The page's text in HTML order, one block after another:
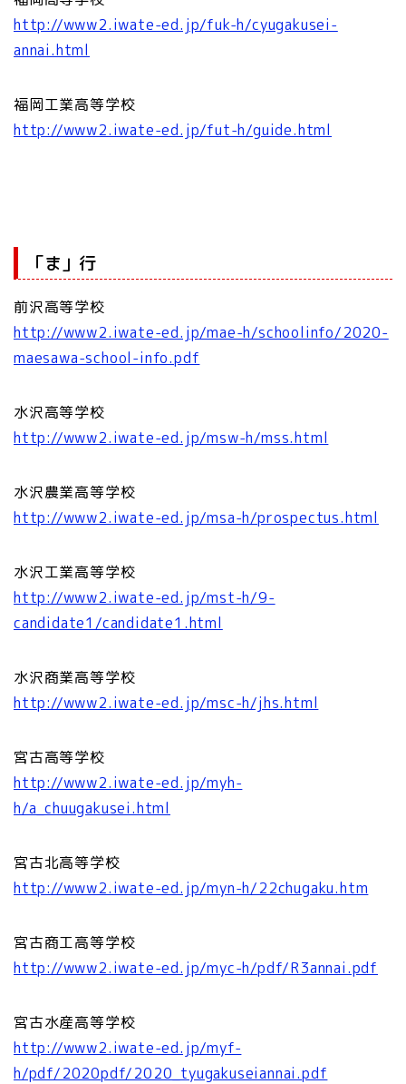
http://www2.iwate-ed.jp/fuk-h/cyugakusei-
annai.html
福岡工業高等学校
http://www2.iwate-ed.jp/fut-h/guide.html
「ま」行
前沢高等学校
http://www2.iwate-ed.jp/mae-h/schoolinfo/2020-
maesawa-school-info.pdf
水沢高等学校
http://www2.iwate-ed.jp/msw-h/mss.html
水沢農業高等学校
http://www2.iwate-ed.jp/msa-h/prospectus.html
水沢工業高等学校
http://www2.iwate-ed.jp/mst-h/9-
candidate1/candidate1.html
水沢商業高等学校
http://www2.iwate-ed.jp/msc-h/jhs.html
宮古高等学校
http://www2.iwate-ed.jp/myh-
h/a_chuugakusei.html
宮古北高等学校
http://www2.iwate-ed.jp/myn-h/22chugaku.htm
宮古商工高等学校
http://www2.iwate-ed.jp/myc-h/pdf/R3annai.pdf
宮古水産高等学校
http://www2.iwate-ed.jp/myf-
h/pdf/2020pdf/2020_tyugakuseiannai.pdf